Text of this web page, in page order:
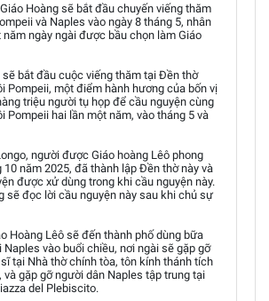
Hoàng sẽ bắt đầu chuyến viếng thăm
và Naples vào ngày 8 tháng 5, nhân
ngày ngài được bầu chọn làm Giáo
bắt đầu cuộc viếng thăm tại Đền thờ
Pompeii, một điểm hành hương của bốn vị
triệu người tụ họp để cầu nguyện cùng
Pompeii hai lần một năm, vào tháng 5 và
người được Giáo hoàng Lêô phong
10 năm 2025, đã thành lập Đền thờ này và
được xử dùng trong khi cầu nguyện này.
sẽ đọc lời cầu nguyện này sau khi chủ sự
Hoàng Lêô sẽ đến thành phố dùng bữa
vào buổi chiều, nơi ngài sẽ gặp gỡ
tại Nhà thờ chính tòa, tôn kính thánh tích
và gặp gỡ người dân Naples tập trung tại
del Plebiscito.